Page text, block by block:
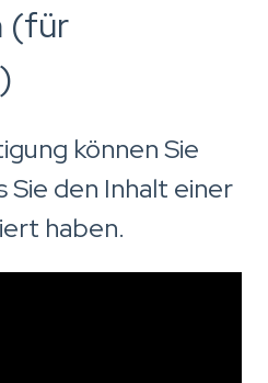
(für
können Sie
Sie den Inhalt einer
haben.